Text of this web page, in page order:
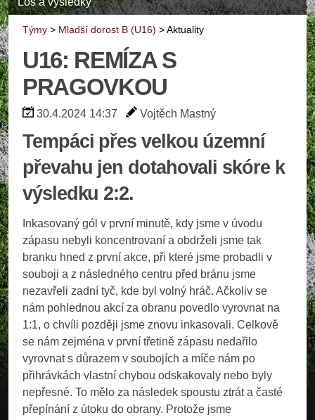
Týmy > Mladší dorost B (U16) >Aktuality
U16: REMÍZA S
PRAGOVKOU
30.4.2024 14:37 Vojtěch Mastný
Tempáci přes velkou územní
převahu jen dotahovali skóre k
výsledku 2:2.
Inkasovaný gól v první minutě, kdy jsme v úvodu
zápasu nebyli koncentrovaní a obdrželi jsme tak
branku hned z první akce, při které jsme probadli v
souboji a z následného centru před bránu jsme
nezavřeli zadní tyč, kde byl volný hráč. Ačkoliv se
nám pohlednou akcí za obranu povedlo vyrovnat na
1:1, o chvíli později jsme znovu inkasovali. Celkově
se nám zejména v první třetině zápasu nedařilo
vyrovnat s důrazem v soubojích a míče nám po
přihrávkách vlastní chybou odskakovaly nebo byly
nepřesné. To mělo za následek spoustu ztrát a časté
přepínání z útoku do obrany. Protože jsme